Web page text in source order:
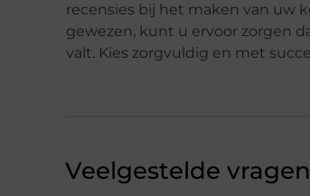
recensies bij het maken van uw
gewezen, kunt u ervoor zorgen
valt. Kies zorgvuldig en met
Veelgestelde vragen